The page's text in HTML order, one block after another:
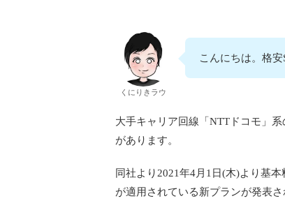
くにりきラウ
こんにちは。格
大手キャリア回線「NTTドコモ」
があります。
同社より2021年4月1日(木)より基
が適用されている新プランが発表さ